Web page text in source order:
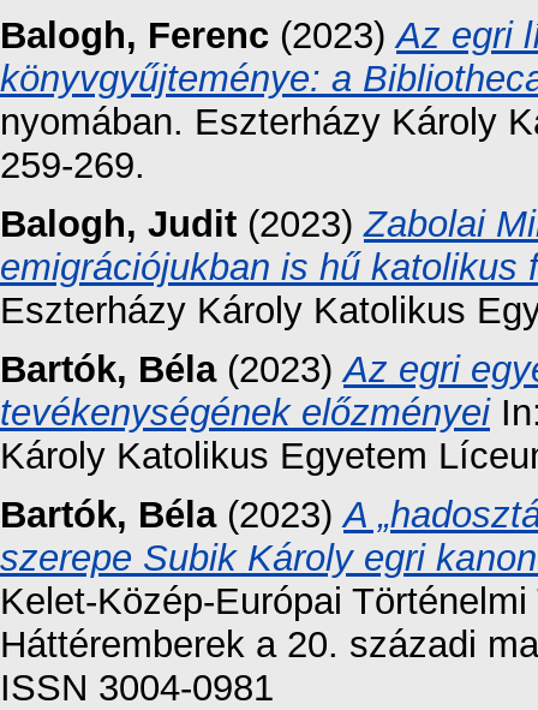
Balogh, Ferenc (2023)Az egri
könyvgyűjteménye: a
nyomában. Eszterházy Károly
259-269.
Balogh, Judit (2023)Zabolai
emigrációjukban is hű katolikus
Eszterházy Károly Katolikus
Bartók, Béla(2023)Az egri
tevékenységének előzményei
Károly Katolikus Egyetem
Bartók, Béla(2023)A
szerepe Subik Károly egri
Kelet-Közép-Európai
Háttéremberek a 20. századi
ISSN 3004-0981